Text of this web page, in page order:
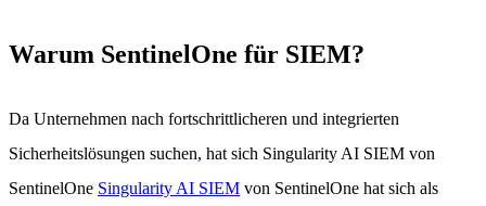
Warum SentinelOne für SIEM?
Da Unternehmen nach fortschrittlicheren und integrierten
Sicherheitslösungen suchen, hat sich Singularity AI SIEM von
SentinelOne Singularity AI SIEM von SentinelOne hat sich als